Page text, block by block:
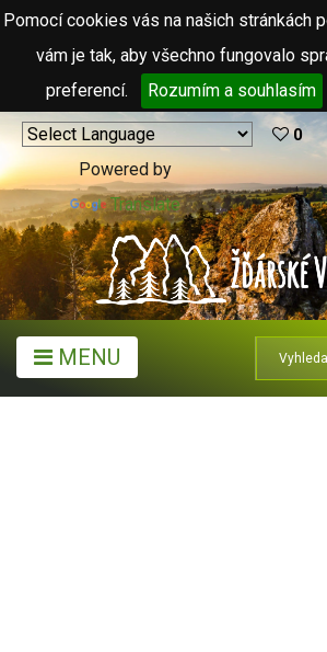
Pomocí cookies vás na našich stránkách
vám je tak, aby všechno fungovalo
preferencí.
Rozumím a souhlasím
Powered by
Translate
0
MENU